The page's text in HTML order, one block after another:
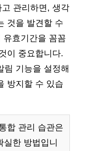
관리하면, 생각
것을 발견할 수
유효기간을 꼼꼼
이 중요합니다.
림 기능을 설정해
방지할 수 있습
합 관리 습관은
한 방법입니